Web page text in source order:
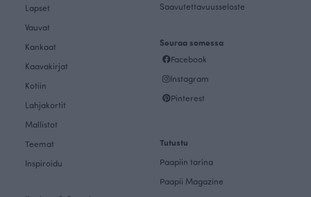
Lapset
Vauvat
Kankaat
Kaavakirjat
Kotiin
Lahjakortit
Mallistot
Teemat
Inspiroidu
Saavutettavuusseloste
Seuraa somessa
Facebook
Instagram
Pinterest
Tutustu
Paapiin tarina
Paapii Magazine